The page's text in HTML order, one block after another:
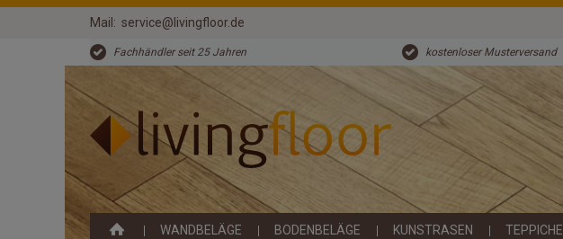
Mail: service@livingfloor.de
Fachhändler seit 25 Jahren kostenloser Musterversand
WANDBELÄGE BODENBELÄGE KUNSTRASEN TEPPICHE